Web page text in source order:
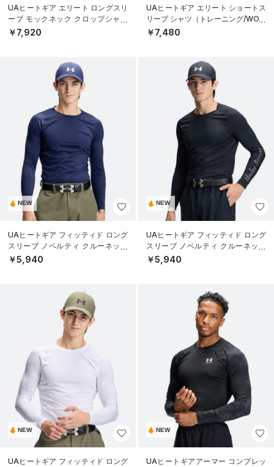
UAヒートギア エリート ロングスリ
ーブ モックネック クロップシャツ
（トレーニング/WOMEN）
￥7,920
UAヒートギア エリート ショートス
リーブ シャツ（トレーニング/WOM
EN）
￥7,480
NEW
UAヒートギア フィッティド ロング
スリーブ ノベルティ クルーネック
シャツ（ゴルフ/MEN）
￥5,940
NEW
UAヒートギア フィッティド ロング
スリーブ ノベルティ クルーネック
シャツ（ゴルフ/MEN）
￥5,940
NEW
UAヒートギア フィッティド ロング
NEW
UAヒートギアアーマー コンプレッ